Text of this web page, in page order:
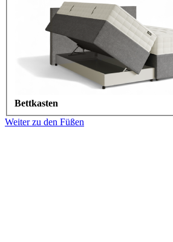
Bettkasten
Weiter zu den Füßen